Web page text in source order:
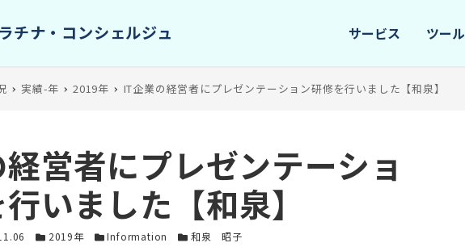
サービス ツール
実績-年 2019年 IT企業の経営者にプレゼンテーション研修を行いました【和泉】
営者にプレゼンテーショ
いました【和泉】
カテゴリー
2019年 カテゴリー
Information カテゴリー
和泉 昭子